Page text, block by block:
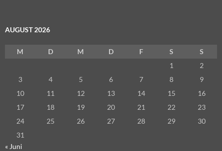
AUGUST 2026
M D M D F S
S
1
2
3
4 5 6 7 8
9
10
11 12 13 14 15
16
17
18 19 20 21 22
23
24
25 26 27 28 29
30
31
« Juni